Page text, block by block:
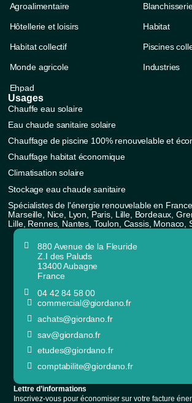
Usages
Chauffe eau solaire
Eau chaude sanitaire solaire
Chauffage de piscine 100% renouvelable et
Chauffage habitat économique
Climatisation solaire
Stockage eau chaude sanitaire
Spécialistes de l'énergie renouvelable en
Marseille, Nice, Lyon, Paris, Lille, Bordeaux,
Lille, Rennes, Nantes, Toulon, Cassis, Monaco,
Agroalimentaire
Hôtellerie et loisirs Habitat
Habitat collectif Piscines
Monde agricole Industries
Ehpad
880 Avenue de la Fleuride
Z.I des Paluds
13400 Aubagne
France
04 42 84 58 00
commercial@giordano.fr
achats@giordano.fr
sav@giordano.fr
etudes@giordano.fr
comptabilite@giordano.fr
Lettre d’informations
Inscrivez-vous pour économiser sur votre facture